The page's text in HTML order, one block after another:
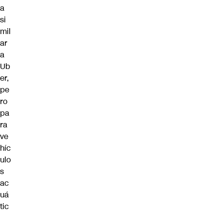
a
si
mil
ar
a
Ub
er,
pe
ro
pa
ra
ve
híc
ulo
s
ac
uá
tic